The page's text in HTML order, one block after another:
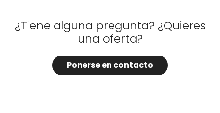
¿Tiene alguna pregunta? ¿Quieres
una oferta?
Ponerse en contacto